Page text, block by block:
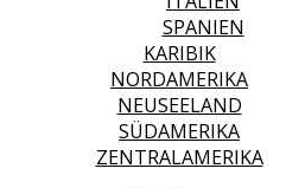
SPANIEN
KARIBIK
NORDAMERIKA
NEUSEELAND
SÜDAMERIKA
ZENTRALAMERIKA